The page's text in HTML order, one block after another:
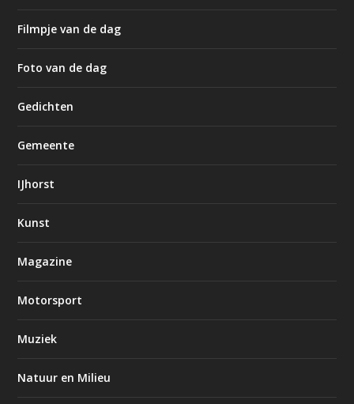
Filmpje van de dag
Foto van de dag
Gedichten
Gemeente
IJhorst
Kunst
Magazine
Motorsport
Muziek
Natuur en Milieu